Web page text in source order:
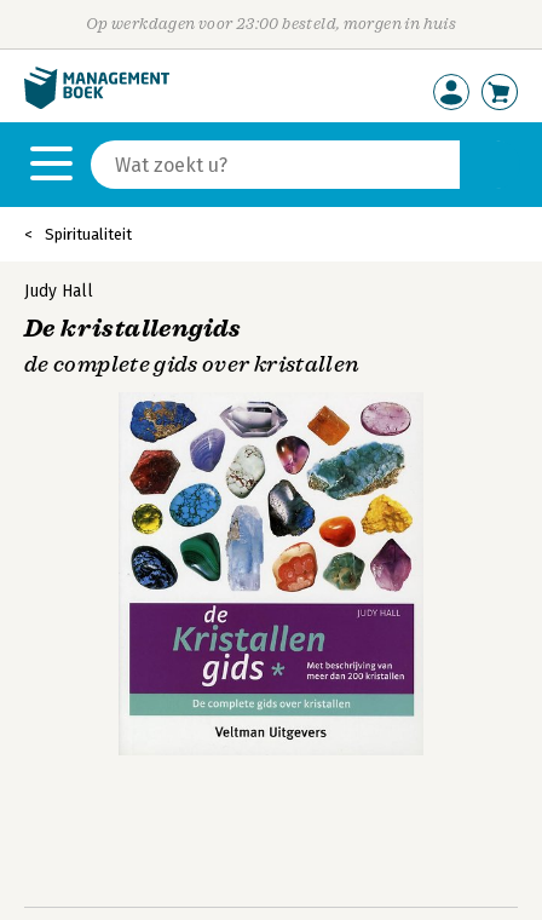
Op werkdagen voor 23:00 besteld, morgen in huis
Spiritualiteit
Judy Hall
De kristallengids
de complete gids over kristallen